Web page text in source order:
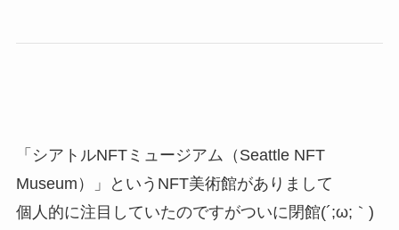
「シアトルNFTミュージアム（Seattle NFT
Museum）」というNFT美術館がありまして
個人的に注目していたのですがついに閉館(´;ω;｀)